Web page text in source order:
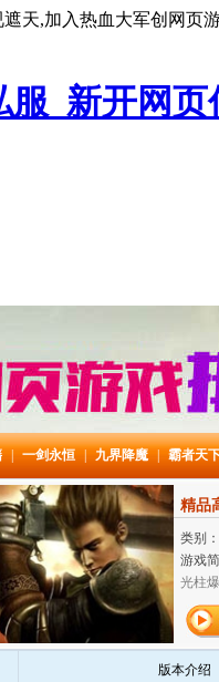
天,加入热血大军创网页